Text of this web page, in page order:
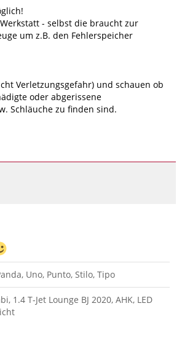
- selbst die braucht zur
um z.B. den Fehlerspeicher
Verletzungsgefahr) und schauen ob
oder abgerissene
Schläuche zu finden sind.
Uno, Punto, Stilo, Tipo
1.4 T-Jet Lounge BJ 2020, AHK, LED